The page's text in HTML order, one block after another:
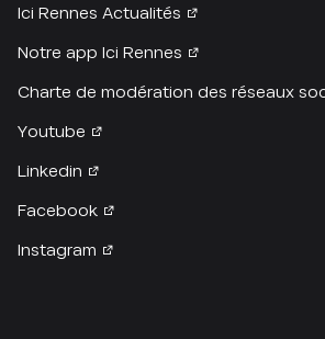
Ici Rennes Actualités
Notre app Ici Rennes
Charte de modération des réseaux
Youtube
Linkedin
Facebook
Instagram